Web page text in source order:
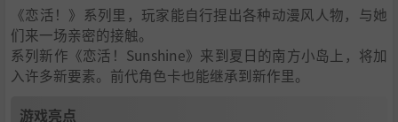
1.游戏亮点
2.人物卡一览
3.恋活sunshine角色卡MOD安装方法
4.下载地址
《恋活！》系列里，玩家能自行捏出各种动漫风人物，与她
们来一场亲密的接触。
系列新作《恋活！Sunshine》来到夏日的南方小岛上，将加
入许多新要素。前代角色卡也能继承到新作里。
游戏亮点